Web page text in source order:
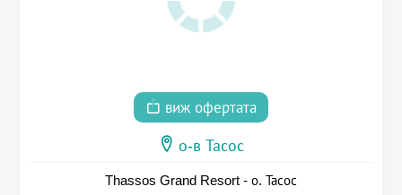
виж офертата
о-в Тасос
Thassos Grand Resort - о. Тасос